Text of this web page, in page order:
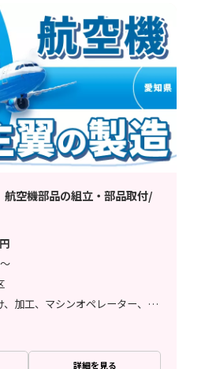
航空機部品の組立・部品取付/
円
検査、組立・組付け、加工、マシンオペレーター、品質管理、メンテナンス・保全、フォークリフト、玉掛け・クレーン、ライン作業、鋳造・鍛造、立ち作業、溶接、塗装、バリ取り
詳細を見る